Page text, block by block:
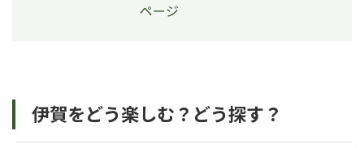
ページ
伊賀をどう楽しむ？どう探す？